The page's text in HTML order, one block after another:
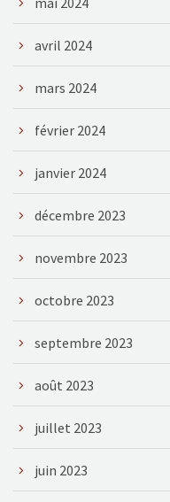
avril 2024
mars 2024
février 2024
janvier 2024
décembre 2023
novembre 2023
octobre 2023
septembre 2023
août 2023
juillet 2023
juin 2023